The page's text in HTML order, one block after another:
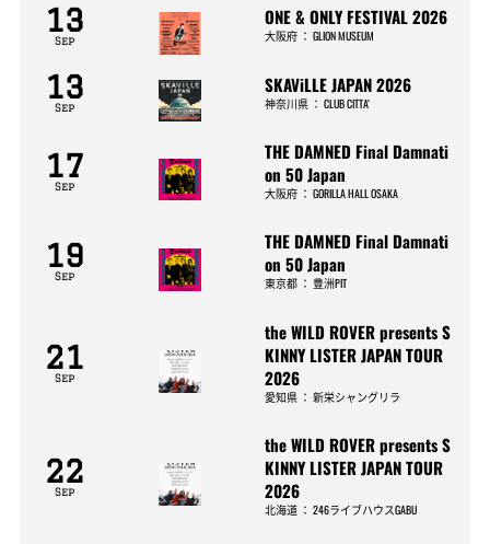
13
Sep
ONE & ONLY FESTIVAL 2026
大阪府 ：GLION MUSEUM
13
Sep
SKAViLLE JAPAN 2026
神奈川県 ：CLUB CITTA’
17
Sep
THE DAMNED Final Damnati
on 50 Japan
大阪府 ：GORILLA HALL OSAKA
19
Sep
THE DAMNED Final Damnati
on 50 Japan
東京都 ：豊洲PIT
21
Sep
the WILD ROVER presents S
KINNY LISTER JAPAN TOUR
2026
愛知県 ：新栄シャングリラ
22
Sep
the WILD ROVER presents S
KINNY LISTER JAPAN TOUR
2026
北海道 ：246ライブハウスGABU